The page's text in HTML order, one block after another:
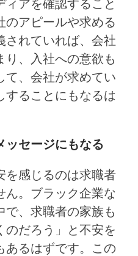
のアピールや求める
されていれば、会社
り、入社への意欲も
て、会社が求めてい
することにもなるは
セージにもなる
を感じるのは求職者
ん。ブラック企業な
で、求職者の家族も
のだろう」と不安を
あるはずです。この